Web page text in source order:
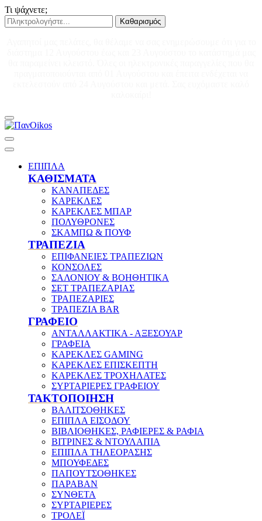
Τι ψάχνετε;
Καθαρισμός
ΕΠΙΠΛΑ
ΚΑΘΙΣΜΑΤΑ
ΚΑΝΑΠΕΔΕΣ
ΚΑΡΕΚΛΕΣ
ΚΑΡΕΚΛΕΣ ΜΠΑΡ
ΠΟΛΥΘΡΟΝΕΣ
ΣΚΑΜΠΩ & ΠΟΥΦ
ΤΡΑΠΕΖΙΑ
ΕΠΙΦΑΝΕΙΕΣ ΤΡΑΠΕΖΙΩΝ
ΚΟΝΣΟΛΕΣ
ΣΑΛΟΝΙΟΥ & ΒΟΗΘΗΤΙΚΑ
ΣΕΤ ΤΡΑΠΕΖΑΡΙΑΣ
ΤΡΑΠΕΖΑΡΙΕΣ
ΤΡΑΠΕΖΙΑ BAR
ΓΡΑΦΕΙΟ
ΑΝΤΑΛΛΑΚΤΙΚΑ - ΑΞΕΣΟΥΑΡ
ΓΡΑΦΕΙΑ
ΚΑΡΕΚΛΕΣ GAMING
ΚΑΡΕΚΛΕΣ ΕΠΙΣΚΕΠΤΗ
ΚΑΡΕΚΛΕΣ ΤΡΟΧΗΛΑΤΕΣ
ΣΥΡΤΑΡΙΕΡΕΣ ΓΡΑΦΕΙΟΥ
ΤΑΚΤΟΠΟΙΗΣΗ
ΒΑΛΙΤΣΟΘΗΚΕΣ
ΕΠΙΠΛΑ ΕΙΣΟΔΟΥ
ΒΙΒΛΙΟΘΗΚΕΣ, ΡΑΦΙΕΡΕΣ & ΡΑΦΙΑ
ΒΙΤΡΙΝΕΣ & ΝΤΟΥΛΑΠΙΑ
ΕΠΙΠΛΑ ΤΗΛΕΟΡΑΣΗΣ
ΜΠΟΥΦΕΔΕΣ
ΠΑΠΟΥΤΣΟΘΗΚΕΣ
ΠΑΡΑΒΑΝ
ΣΥΝΘΕΤΑ
ΣΥΡΤΑΡΙΕΡΕΣ
ΤΡΟΛΕΪ